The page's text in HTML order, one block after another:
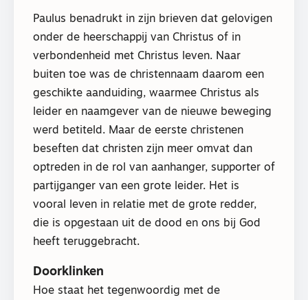
Paulus benadrukt in zijn brieven dat gelovigen
onder de heerschappij van Christus of in
verbondenheid met Christus leven. Naar
buiten toe was de christennaam daarom een
geschikte aanduiding, waarmee Christus als
leider en naamgever van de nieuwe beweging
werd betiteld. Maar de eerste christenen
beseften dat christen zijn meer omvat dan
optreden in de rol van aanhanger, supporter of
partijganger van een grote leider. Het is
vooral leven in relatie met de grote redder,
die is opgestaan uit de dood en ons bij God
heeft teruggebracht.
Doorklinken
Hoe staat het tegenwoordig met de